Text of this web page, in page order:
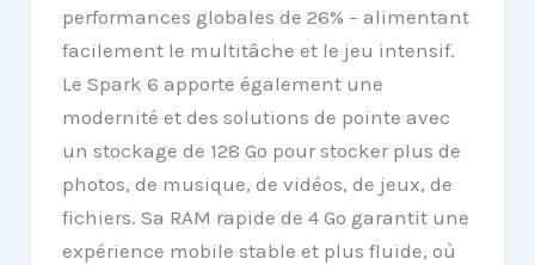
performances globales de 26% – alimentant
facilement le multitâche et le jeu intensif.
Le Spark 6 apporte également une
modernité et des solutions de pointe avec
un stockage de 128 Go pour stocker plus de
photos, de musique, de vidéos, de jeux, de
fichiers. Sa RAM rapide de 4 Go garantit une
expérience mobile stable et plus fluide, où